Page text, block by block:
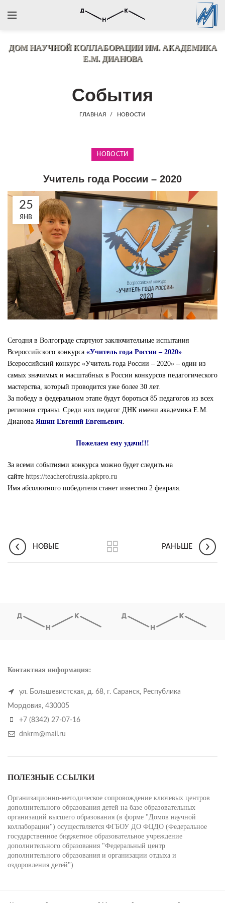
ДОМ НАУЧНОЙ КОЛЛАБОРАЦИИИМ. АКАДЕМИКА
Е.М. ДИАНОВА
События
ГЛАВНАЯ НОВОСТИ
НОВОСТИ
Учитель года России – 2020
25
ЯНВ
Сегодня в Волгограде стартуют заключительные испытания
Всероссийского конкурса «Учитель года России – 2020».
Всероссийский конкурс «Учитель года России – 2020» – один из
самых значимых и масштабных в России конкурсов педагогического
мастерства, который проводится уже более 30 лет.
За победу в федеральном этапе будут бороться 85 педагогов из всех
регионов страны. Среди них педагог ДНК имени академика Е.М.
Дианова Яшин Евгений Евгеньевич.
Пожелаем ему удачи!!!
За всеми событиями конкурса можно будет следить на
сайте https://teacherofrussia.apkpro.ru
Имя абсолютного победителя станет известно 2 февраля.
НОВЫЕ РАНЬШЕ
Контактная информация:
ул. Большевистская, д. 68, г. Саранск, Республика
Мордовия, 430005
+7 (8342) 27-07-16
dnkrm@mail.ru
ПОЛЕЗНЫЕ ССЫЛКИ
Организационно-методическое сопровождение ключевых центров
дополнительного образования детей на базе образовательных
организаций высшего образования (в форме "Домов научной
коллаборации") осуществляется ФГБОУ ДО ФЦДО (Федеральное
государственное бюджетное образовательное учреждение
дополнительного образования "Федеральный центр
дополнительного образования и организации отдыха и
оздоровления детей")